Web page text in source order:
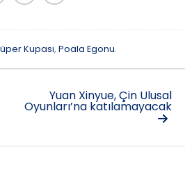
Kupası, Poala Egonu.
Yuan Xinyue, Çin Ulusal
Oyunları’na katılamayacak